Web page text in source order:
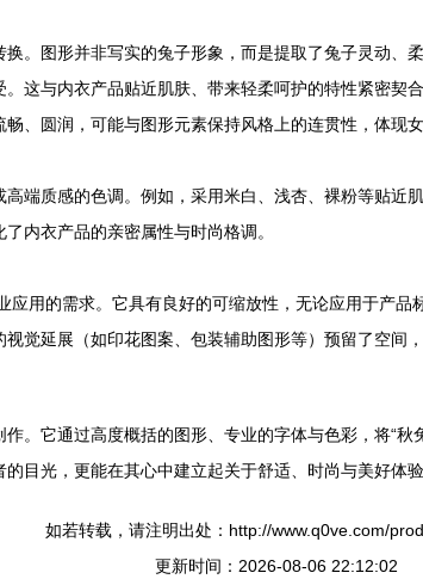
。图形并非写实的兔子形象，而是提取了兔子灵动
这与内衣产品贴近肌肤、带来轻柔呵护的特性紧密契合
、圆润，可能与图形元素保持风格上的连贯性，体
端质感的色调。例如，采用米白、浅杏、裸粉等贴近
内衣产品的亲密属性与时尚格调。
用的需求。它具有良好的可缩放性，无论应用于产
觉延展（如印花图案、包装辅助图形等）预留了空间
。它通过高度概括的图形、专业的字体与色彩，将“
目光，更能在其心中建立起关于舒适、时尚与美好体
如若转载，请注明出处：http://www.q0ve.com/
更新时间：2026-08-06 22:12:02